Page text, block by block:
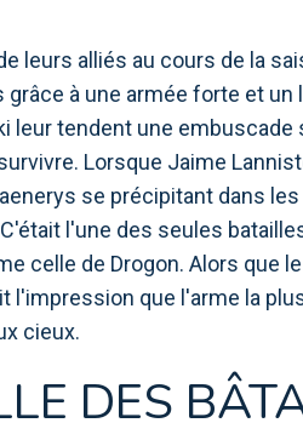
leurs alliés au cours de la
à une armée forte et
leur tendent une
Lorsque Jaime
se précipitant dans
l'une des seules
celle de Drogon. Alors que
l'impression que l'arme la
cieux.
DES